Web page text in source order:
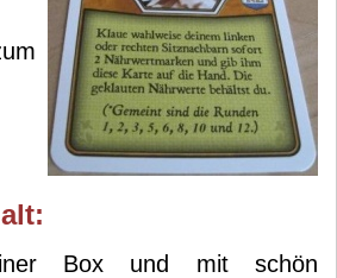
Box und mit schön